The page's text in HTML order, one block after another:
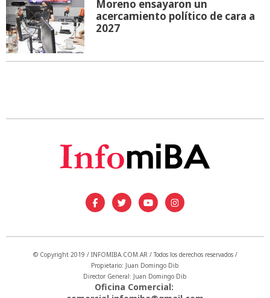
Moreno ensayaron un
acercamiento político de cara a
2027
© Copyright 2019 / INFOMIBA.COM.AR / Todos los derechos reservados /
Propietario: Juan Domingo Dib
Director General: Juan Domingo Dib
Oficina Comercial: